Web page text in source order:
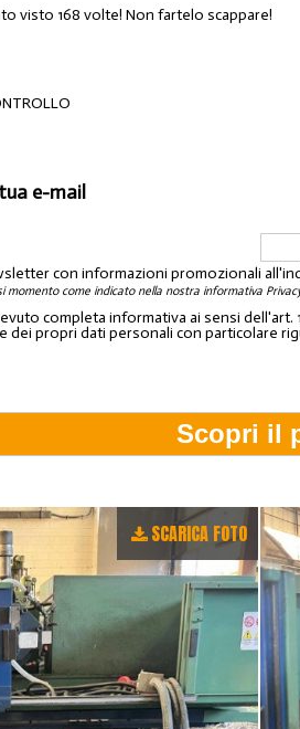
visto 168 volte! Non fartelo scappare!
e-mail
con informazioni promozionali
momento come indicato nella nostra informativa
completa informativa ai sensi dell'art.
dei propri dati personali con particolare
SCARICA FOTO